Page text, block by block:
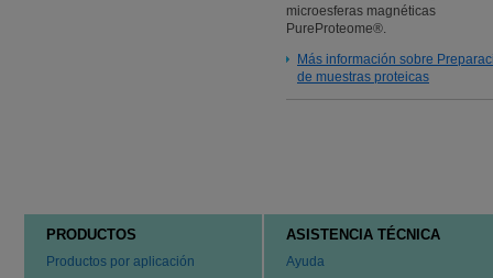
microesferas magnéticas
PureProteome®.
Más información sobre
de muestras proteicas
PRODUCTOS
Productos por aplicación
ASISTENCIA TÉCNICA
Ayuda